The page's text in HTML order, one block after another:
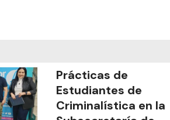
Prácticas de
Estudiantes de
Criminalística en la